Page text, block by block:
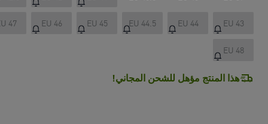
EU 43
EU 44
EU 44.5
EU 45
EU 46
47
EU 48
هذا المنتج مؤهل للشحن المجاني!